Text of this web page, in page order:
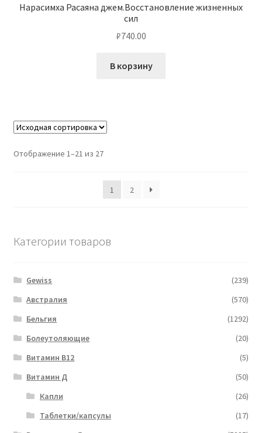
Нарасимха Расаяна джем.Восстановление жизненных
сил
₽740.00
В корзину
Отображение 1–21 из 27
1 2
Категории товаров
Gewiss
(239)
Австралия
(570)
Бельгия
(1292)
Болеутоляющие
(20)
Витамин B12
(5)
Витамин Д
(50)
Капли
(26)
Таблетки/капсулы
(17)